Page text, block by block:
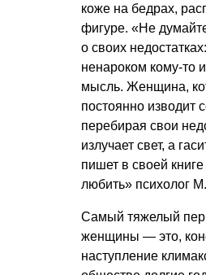
коже на бедрах,
фигуре. «Не
о своих
ненароком кому-то
мысль. Женщина,
постоянно изводит
перебирая свои
излучает свет, а
пишет в своей
любить» психолог
Самый тяжелый
женщины — это,
наступление